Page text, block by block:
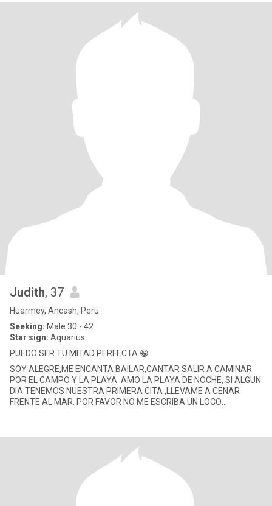
Judith, 37
Huarmey, Ancash, Peru
Seeking: Male 30 - 42
Star sign: Aquarius
PUEDO SER TU MITAD PERFECTA 😁
SOY ALEGRE,ME ENCANTA BAILAR,CANTAR SALIR A CAMINAR
POR EL CAMPO Y LA PLAYA. AMO LA PLAYA DE NOCHE, SI ALGUN
DIA TENEMOS NUESTRA PRIMERA CITA ,LLEVAME A CENAR
FRENTE AL MAR. POR FAVOR NO ME ESCRIBA UN LOCO